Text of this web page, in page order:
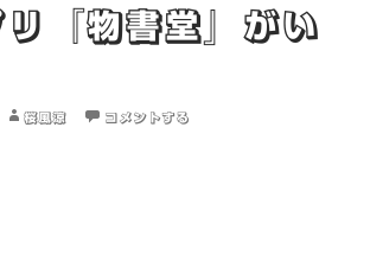
『物書堂』がい
桜風涼 コメントする